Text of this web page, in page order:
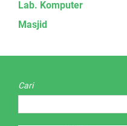
Lab. Komputer
Masjid
Cari